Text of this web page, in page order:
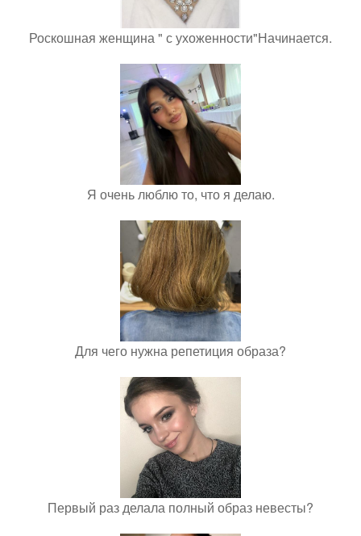
Роскошная женщина " с ухоженности"Начинается.
Я очень люблю то, что я делаю.
Для чего нужна репетиция образа?
Первый раз делала полный образ невесты?